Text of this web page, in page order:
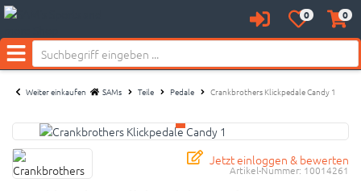
AnmeldenMerkzettel
aufklappen
0 0
Menü
Weiter einkaufen SAMs Teile Pedale Crankbrothers Klickpedale Candy 1
Jetzt einloggen & bewerten
Artikel-Nummer: 10014261